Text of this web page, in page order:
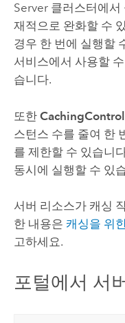
Server클러스터에서
재적으로 완화할 수
경우 한 번에 실행할
서비스에서 사용할
습니다.
또한
스턴스 수를 줄여 한
를 제한할 수 있습니
동시에 실행할 수 있
서버 리소스가 캐싱
한 내용은 캐싱을 위
고하세요.
포털에서 서